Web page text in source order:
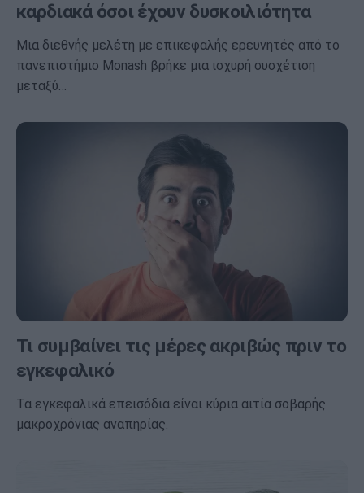
καρδιακά όσοι έχουν δυσκοιλιότητα
Μια διεθνής μελέτη με επικεφαλής ερευνητές από το
πανεπιστήμιο Monash βρήκε μια ισχυρή συσχέτιση
μεταξύ…
Τι συμβαίνει τις μέρες ακριβώς πριν το
εγκεφαλικό
Τα εγκεφαλικά επεισόδια είναι κύρια αιτία σοβαρής
μακροχρόνιας αναπηρίας.